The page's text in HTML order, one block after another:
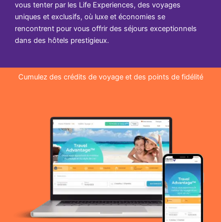
vous tenter par les Life Experiences, des voyages
uniques et exclusifs, où luxe et économies se
rencontrent pour vous offrir des séjours exceptionnels
dans des hôtels prestigieux.
Cumulez des crédits de voyage et des points de fidélité